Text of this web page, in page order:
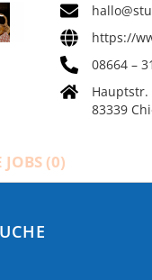
https://
08664 –
Hauptstr.
83339
(0)